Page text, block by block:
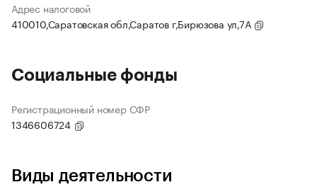
Адрес налоговой
410010,Саратовская обл,Саратов г,Бирюзова ул,7А
Социальные фонды
Регистрационный номер СФР
1346606724
Виды деятельности